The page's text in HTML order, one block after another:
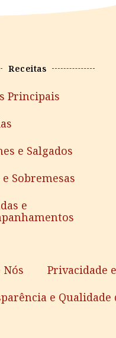
Receitas
Principais
e Salgados
Sobremesas
e
Nós Privacidade
e Qualidade